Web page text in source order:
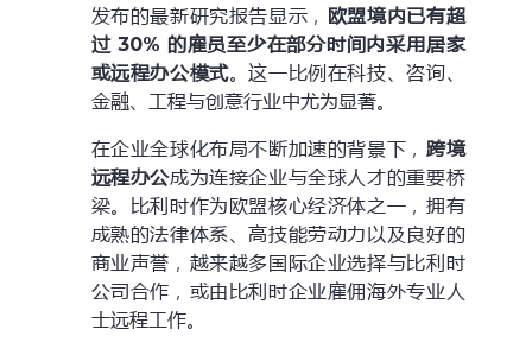
发布的最新研究报告显示， 欧盟境内已有超
过 30% 的雇员至少在部分时间内采用居家
或远程办公模式。这一比例在科技、咨询、
金融、工程与创意行业中尤为显著。
在企业全球化布局不断加速的背景下， 跨境
远程办公成为连接企业与全球人才的重要桥
梁。比利时作为欧盟核心经济体之一，拥有
成熟的法律体系、高技能劳动力以及良好的
商业声誉，越来越多国际企业选择与比利时
公司合作，或由比利时企业雇佣海外专业人
士远程工作。